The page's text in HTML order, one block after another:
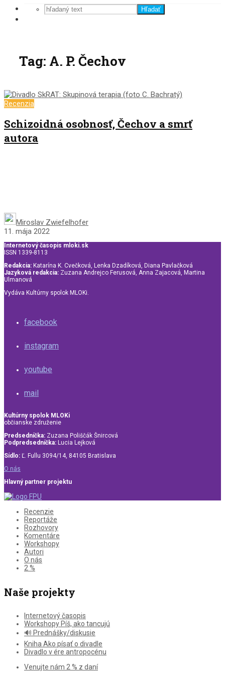
Hľadať
Tag: A. P. Čechov
Recenzia
Schizoidná osobnosť, Čechov a smrť
autora
Miroslav Zwiefelhofer
11. mája 2022
Internetový časopis mloki.sk
ISSN 1339-8113
Redakcia: Katarína K. Cvečková, Lenka Dzadíková, Diana Pavlačková
Jazyková redakcia: Zuzana Andrejco Ferusová, Anna Zajacová, Martina
Ulmanová
Vydáva Kultúrny spolok MLOKi.
facebook
instagram
youtube
mail
Kultúrny spolok MLOKi
občianske združenie
Predsedníčka: Zuzana Poliščák Šnircová
Podpredsedníčka: Lucia Lejková
Sídlo: Ľ. Fullu 3094/14, 84105 Bratislava
O nás
Hlavný partner projektu
Recenzie
Reportáže
Rozhovory
Komentáre
Workshopy
Autori
O nás
2 %
Naše projekty
Internetový časopis
Workshopy Píš, ako tancujú
🔊 Prednášky/diskusie
Kniha Ako písať o divadle
Divadlo v ére antropocénu
Venujte nám 2 % z daní